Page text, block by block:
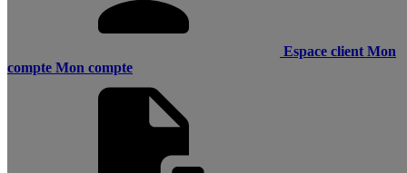
Espace client Mon
compte Mon compte